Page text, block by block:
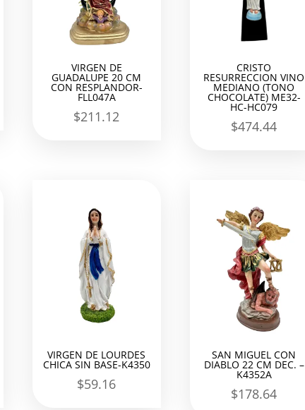
VIRGEN DE
GUADALUPE 20 CM
CON RESPLANDOR-
FLL047A
$211.12
CRISTO
RESURRECCION VINO
MEDIANO (TONO
CHOCOLATE) ME32-
HC-HC079
$474.44
VIRGEN DE LOURDES
CHICA SIN BASE-K4350
$59.16
SAN MIGUEL CON
DIABLO 22 CM DEC. –
K4352A
$178.64